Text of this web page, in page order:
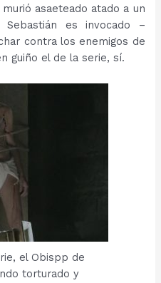
asaeteado atado a un
Sebastián es invocado –
contra los enemigos de
guiño el de la serie, sí.
el Obispp de
torturado y